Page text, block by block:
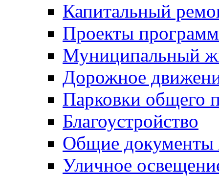
Капитальный
Проекты программ
Муниципальный
Дорожное
Парковки общего
Благоустройство
Общие
Уличное